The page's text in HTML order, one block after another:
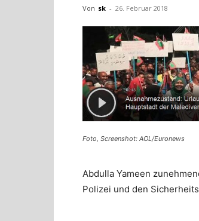
Von sk - 26. Februar 2018
Foto, Screenshot: AOL/Euronews
Abdulla Yameen
Polizei und den